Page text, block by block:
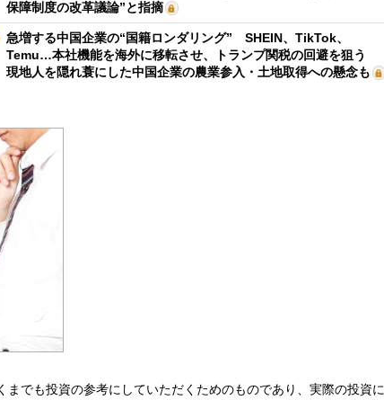
保障制度の改革議論”と指摘
急増する中国企業の“国籍ロンダリング” SHEIN、TikTok、
Temu…本社機能を海外に移転させ、トランプ関税の回避を狙う
現地人を隠れ蓑にした中国企業の農業参入・土地取得への懸念も
までも投資の参考にしていただくためのものであり、実際の投資に